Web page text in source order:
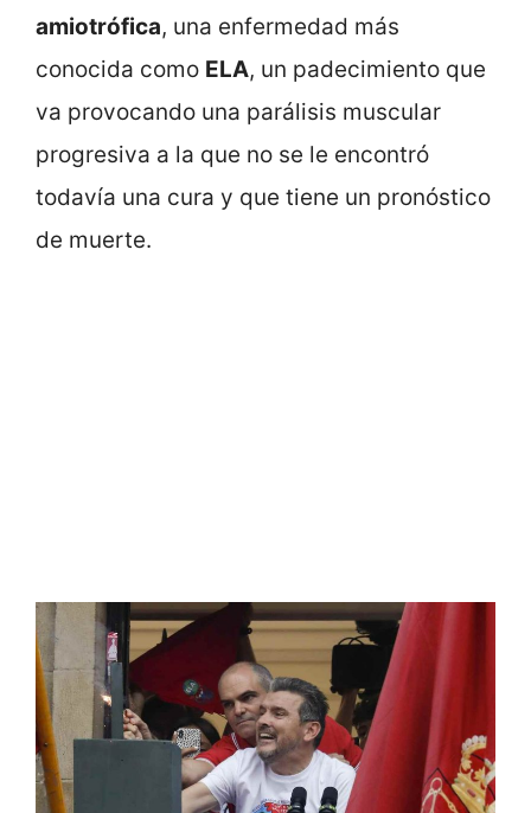
amiotrófica, una enfermedad más
conocida como ELA, un padecimiento que
va provocando una parálisis muscular
progresiva a la que no se le encontró
todavía una cura y que tiene un pronóstico
de muerte.